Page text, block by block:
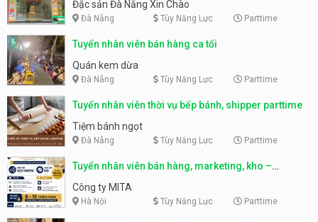
Đặc sản Đà Nẵng Xin Chào
Đà Nẵng Tùy Năng Lực Parttime
Tuyển nhân viên bán hàng ca tối
Quán kem dừa
Đà Nẵng Tùy Năng Lực Parttime
Tuyển nhân viên thời vụ bếp bánh, shipper parttime
Tiệm bánh ngọt
Đà Nẵng Tùy Năng Lực Parttime
Tuyển nhân viên bán hàng, marketing, kho –
parttime, fulltime
Công ty MITA
Hà Nội Tùy Năng Lực Parttime